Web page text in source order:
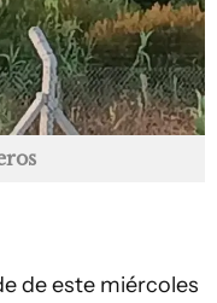
de este miércoles